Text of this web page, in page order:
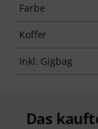
Farbe
Koffer
Inkl. Gigbag
Das